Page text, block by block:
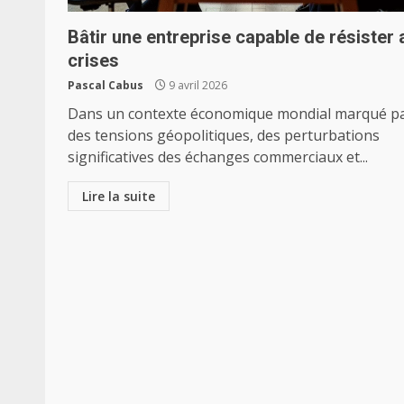
Bâtir une entreprise capable de résister
crises
Pascal Cabus 9 avril 2026
Dans un contexte économique mondial marqué
des tensions géopolitiques, des perturbations
significatives des échanges commerciaux et...
Lire la suite